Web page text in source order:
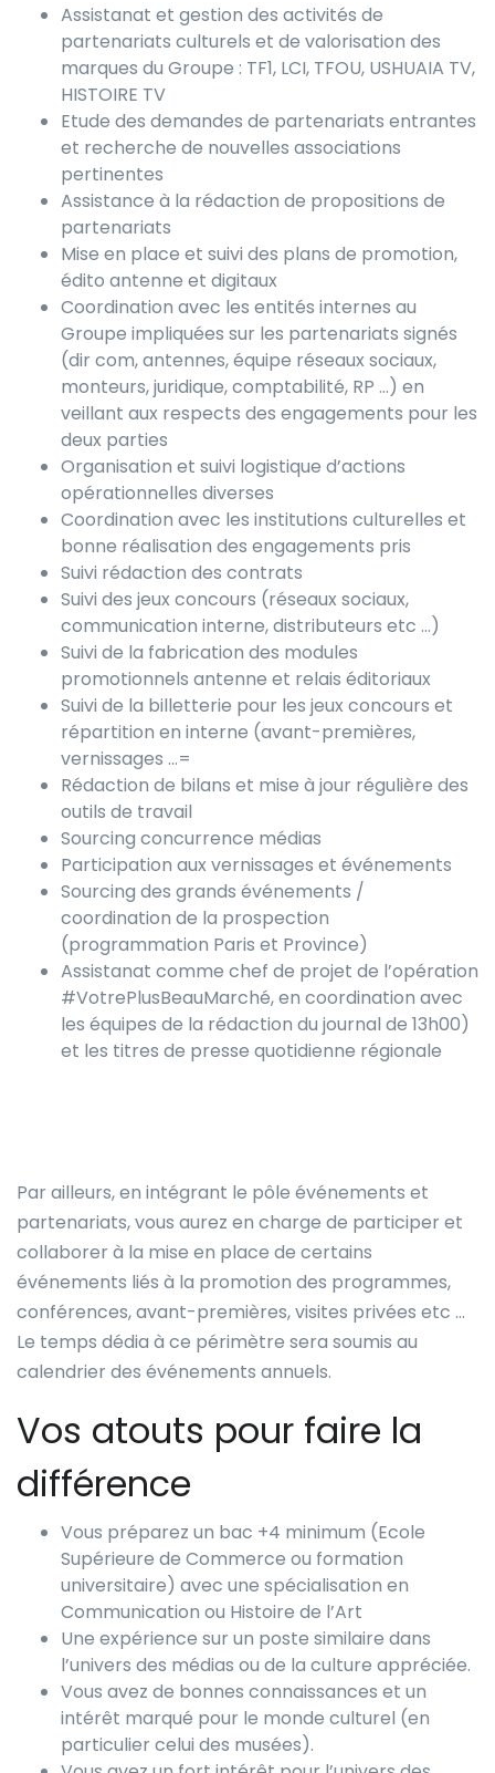
Assistanat et gestion des activités de
partenariats culturels et de valorisation des
marques du Groupe : TF1, LCI, TFOU, USHUAIA TV,
HISTOIRE TV
Etude des demandes de partenariats entrantes
et recherche de nouvelles associations
pertinentes
Assistance à la rédaction de propositions de
partenariats
Mise en place et suivi des plans de promotion,
édito antenne et digitaux
Coordination avec les entités internes au
Groupe impliquées sur les partenariats signés
(dir com, antennes, équipe réseaux sociaux,
monteurs, juridique, comptabilité, RP …) en
veillant aux respects des engagements pour les
deux parties
Organisation et suivi logistique d’actions
opérationnelles diverses
Coordination avec les institutions culturelles et
bonne réalisation des engagements pris
Suivi rédaction des contrats
Suivi des jeux concours (réseaux sociaux,
communication interne, distributeurs etc …)
Suivi de la fabrication des modules
promotionnels antenne et relais éditoriaux
Suivi de la billetterie pour les jeux concours et
répartition en interne (avant-premières,
vernissages …=
Rédaction de bilans et mise à jour régulière des
outils de travail
Sourcing concurrence médias
Participation aux vernissages et événements
Sourcing des grands événements /
coordination de la prospection
(programmation Paris et Province)
Assistanat comme chef de projet de l’opération
#VotrePlusBeauMarché, en coordination avec
les équipes de la rédaction du journal de 13h00)
et les titres de presse quotidienne régionale
Par ailleurs, en intégrant le pôle événements et
partenariats, vous aurez en charge de participer et
collaborer à la mise en place de certains
événements liés à la promotion des programmes,
conférences, avant-premières, visites privées etc …
Le temps dédia à ce périmètre sera soumis au
calendrier des événements annuels.
Vos atouts pour faire la
différence
Vous préparez un bac +4 minimum (Ecole
Supérieure de Commerce ou formation
universitaire) avec une spécialisation en
Communication ou Histoire de l’Art
Une expérience sur un poste similaire dans
l’univers des médias ou de la culture appréciée.
Vous avez de bonnes connaissances et un
intérêt marqué pour le monde culturel (en
particulier celui des musées).